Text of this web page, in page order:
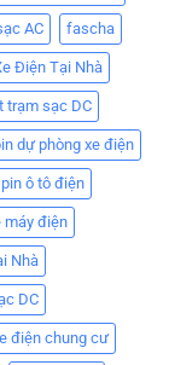
AC fascha
Điện Tại Nhà
trạm sạc DC
dự phòng xe điện
pin ô tô điện
máy điện
Nhà
DC
điện chung cư